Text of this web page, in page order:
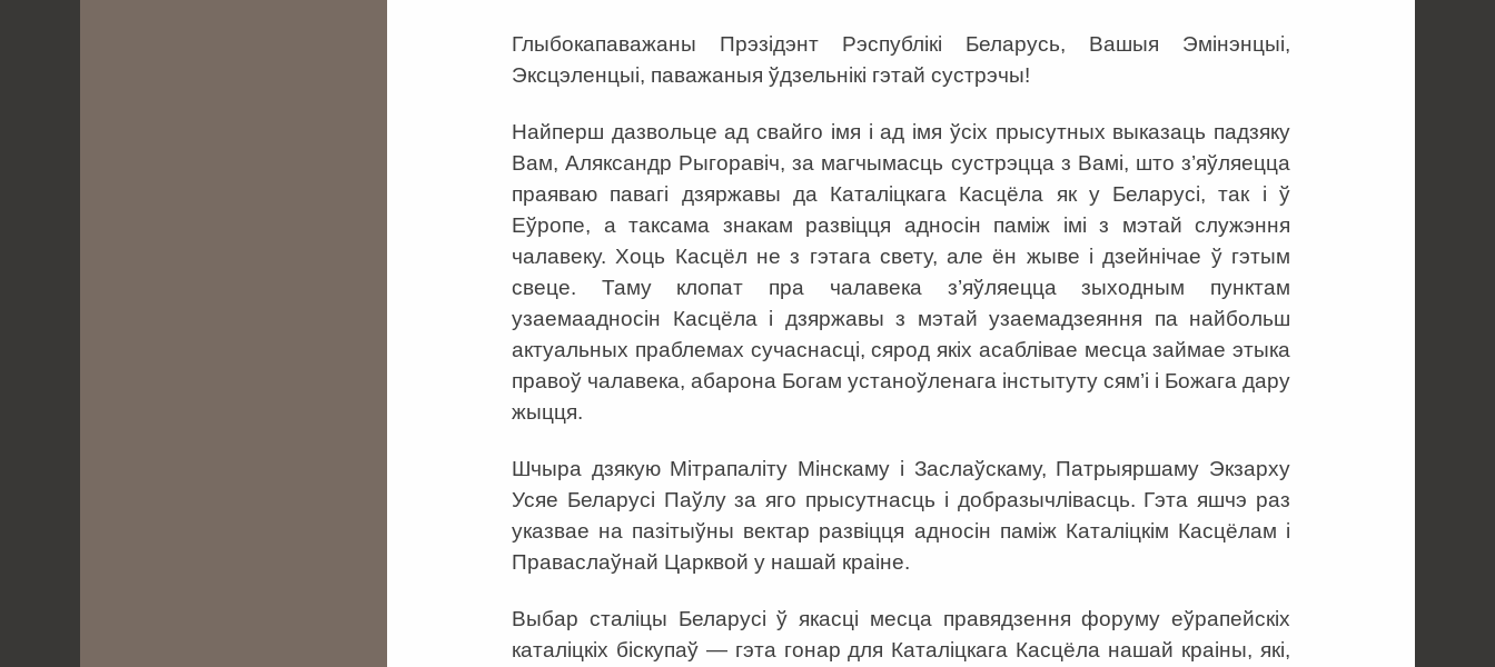
Глыбокапаважаны Прэзідэнт Рэспублікі Беларусь, Вашыя Эмінэнцыі,
Эксцэленцыі, паважаныя ўдзельнікі гэтай сустрэчы!
Найперш дазвольце ад свайго імя і ад імя ўсіх прысутных выказаць падзяку
Вам, Аляксандр Рыгоравіч, за магчымасць сустрэцца з Вамі, што з’яўляецца
праяваю павагі дзяржавы да Каталіцкага Касцёла як у Беларусі, так і ў
Еўропе, а таксама знакам развіцця адносін паміж імі з мэтай служэння
чалавеку. Хоць Касцёл не з гэтага свету, але ён жыве і дзейнічае ў гэтым
свеце. Таму клопат пра чалавека з’яўляецца зыходным пунктам
узаемаадносін Касцёла і дзяржавы з мэтай узаемадзеяння па найбольш
актуальных праблемах сучаснасці, сярод якіх асаблівае месца займае этыка
правоў чалавека, абарона Богам устаноўленага інстытуту сям’і і Божага дару
жыцця.
Шчыра дзякую Мітрапаліту Мінскаму і Заслаўскаму, Патрыяршаму Экзарху
Усяе Беларусі Паўлу за яго прысутнасць і добразычлівасць. Гэта яшчэ раз
указвае на пазітыўны вектар развіцця адносін паміж Каталіцкім Касцёлам і
Праваслаўнай Царквой у нашай краіне.
Выбар сталіцы Беларусі ў якасці месца правядзення форуму еўрапейскіх
каталіцкіх біскупаў — гэта гонар для Каталіцкага Касцёла нашай краіны, які,